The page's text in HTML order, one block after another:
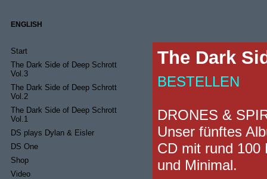
ENGLISH
Start
The Dark Side of Deep Schrott
Vol.3
The Dark Side of Deep Schrott
Vol.2
The Dark Side of Deep Schrott
Vol.1
DS plays Dylan & Eisler
DS One
Shop
Video
The Dark
BESTELLEN
DRONES &
Unser fünftes
CD mit rund 100
und Minimal.